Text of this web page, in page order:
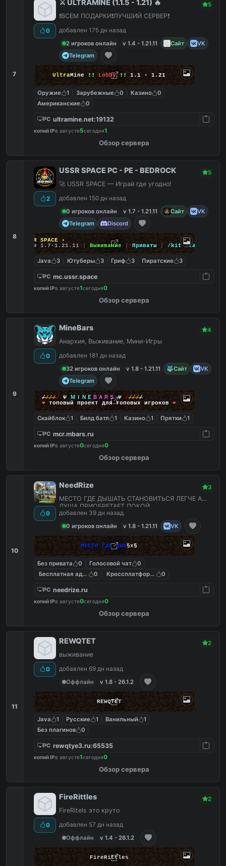
7
0
⚔️ ULTRAMINE (1.1.5 - 1.21) 🔥 5
❗️ВСЕМ ПОДАРКИ❗️ЛУЧШИЙ СЕРВЕР❗️
добавлен 175 дн назад
2 игроков онлайн
v 1.4 - 1.21.11 Сайт
VK
Telegram
UltraMine !! Lobby !! 1.1 - 1.21
Оружие 1 Зарубежные 0 Казино
0
Американские
0
PC ultramine.net:19132
копий IPв августе5сегодня1
Обзор сервера
8
2
USSR SPACE PC - PE - BEDROCK 5
🚀 USSR SPACE — Играй где угодно!
добавлен 150 дн назад
0 игроков онлайн
v 1.7 - 1.21.11 Сайт
VK
Telegram
Discord
✦ USSR SPACE
✦
Версия 1.7-1.21.11
Выживание | Приваты | /kit start
Java 3 Ютуберы 3 Гриф 3 Пиратские 3
PC mc.ussr.space
копий IPв августе1сегодня0
Обзор сервера
9
0
MineBars 4
Анархия, Выживание, Мини-Игры
добавлен 181 дн назад
32 игроков онлайн
v 1.8 - 1.21.11 Сайт
VK
Telegram
///// Ψ ＭＩＮＥ ＢＡＲＳ Ψ /////
❤ топовый проект для топовых игроков ❤
Скайблок 1 Билд батл 1 Казино 1 Прятки 1
PC mcr.mbars.ru
копий IPв августе0сегодня0
Обзор сервера
10
0
NeedRize 3
МЕСТО ГДЕ ДЫШАТЬ СТАНОВИТЬСЯ ЛЕГЧЕ А
ДУША ПРИОБРЕТАЕТ ПОКОЙ
добавлен 39 дн назад
0 игроков онлайн
v 1.8 - 1.21.11 VK
МЕСТО ГДЕ ДЫШ§x§
Без привата 0 Голосовой чат
0
Бесплатная админка
0 Кроссплатформенные
0
PC needrize.ru
копий IPв августе0сегодня0
Обзор сервера
11
0
REWQTET 2
выживание
добавлен 69 дн назад
Оффлайн
v 1.8 - 26.1.2
REWQTET
Java 1 Русские 1 Ванильный
1
Без плагинов
0
PC rewqtye3.ru:65535
копий IPв августе1сегодня0
Обзор сервера
0
FireRittles 2
FireRitels это круто
добавлен 57 дн назад
Оффлайн
v 1.4 - 26.1.2
FireRittles